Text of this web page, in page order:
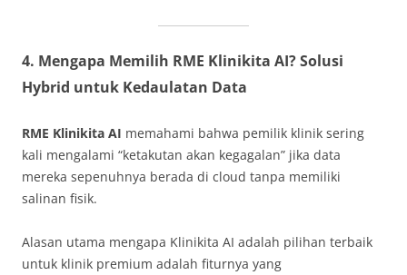
4. Mengapa Memilih RME Klinikita AI? Solusi
Hybrid untuk Kedaulatan Data
RME Klinikita AI memahami bahwa pemilik klinik sering
kali mengalami “ketakutan akan kegagalan” jika data
mereka sepenuhnya berada di cloud tanpa memiliki
salinan fisik.
Alasan utama mengapa Klinikita AI adalah pilihan terbaik
untuk klinik premium adalah fiturnya yang